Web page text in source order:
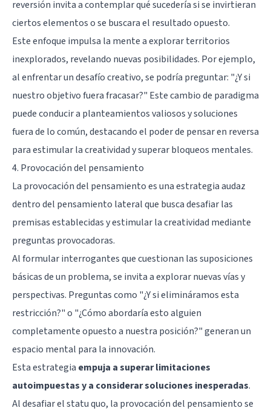
reversión invita a contemplar qué sucedería si se invirtieran
ciertos elementos o se buscara el resultado opuesto.
Este enfoque impulsa la mente a explorar territorios
inexplorados, revelando nuevas posibilidades. Por ejemplo,
al enfrentar un desafío creativo, se podría preguntar: "¿Y si
nuestro objetivo fuera fracasar?" Este cambio de paradigma
puede conducir a planteamientos valiosos y soluciones
fuera de lo común, destacando el poder de pensar en reversa
para estimular la creatividad y superar bloqueos mentales.
4. Provocación del pensamiento
La provocación del pensamiento es una estrategia audaz
dentro del pensamiento lateral que busca desafiar las
premisas establecidas y estimular la creatividad mediante
preguntas provocadoras.
Al formular interrogantes que cuestionan las suposiciones
básicas de un problema, se invita a explorar nuevas vías y
perspectivas. Preguntas como "¿Y si elimináramos esta
restricción?" o "¿Cómo abordaría esto alguien
completamente opuesto a nuestra posición?" generan un
espacio mental para la innovación.
Esta estrategia empuja a superar limitaciones
autoimpuestas y a considerar soluciones inesperadas.
Al desafiar el statu quo, la provocación del pensamiento se